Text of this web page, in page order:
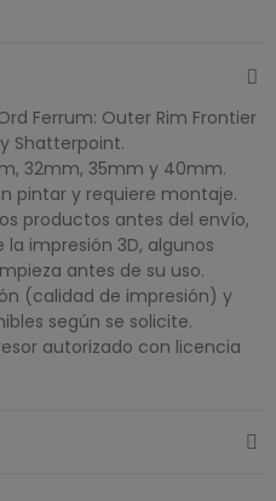
Ferrum: Outer Rim Frontier
Shatterpoint.
32mm, 35mm y 40mm.
pintar y requiere montaje.
productos antes del envío,
impresión 3D, algunos
antes de su uso.
(calidad de impresión) y
según se solicite.
autorizado con licencia